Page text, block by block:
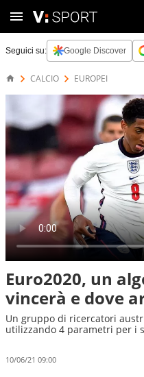
Seguici su: Google Discover
CALCIO EUROPEI
Euro2020, un
vincerà e dove
Un gruppo di ricercatori
utilizzando 4 parametri per i
10/06/21 09:00